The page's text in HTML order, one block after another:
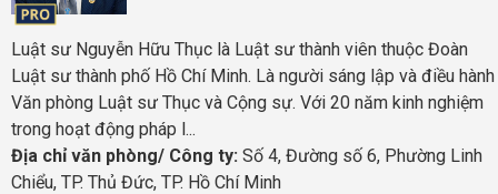
Luật sư Nguyễn Hữu Thục là Luật sư thành viên thuộc Đoàn
Luật sư thành phố Hồ Chí Minh. Là người sáng lập và điều hành
Văn phòng Luật sư Thục và Cộng sự. Với 20 năm kinh nghiệm
trong hoạt động pháp l...
Địa chỉ văn phòng/ Công ty: Số 4, Đường số 6, Phường Linh
Chiểu, TP. Thủ Đức, TP. Hồ Chí Minh